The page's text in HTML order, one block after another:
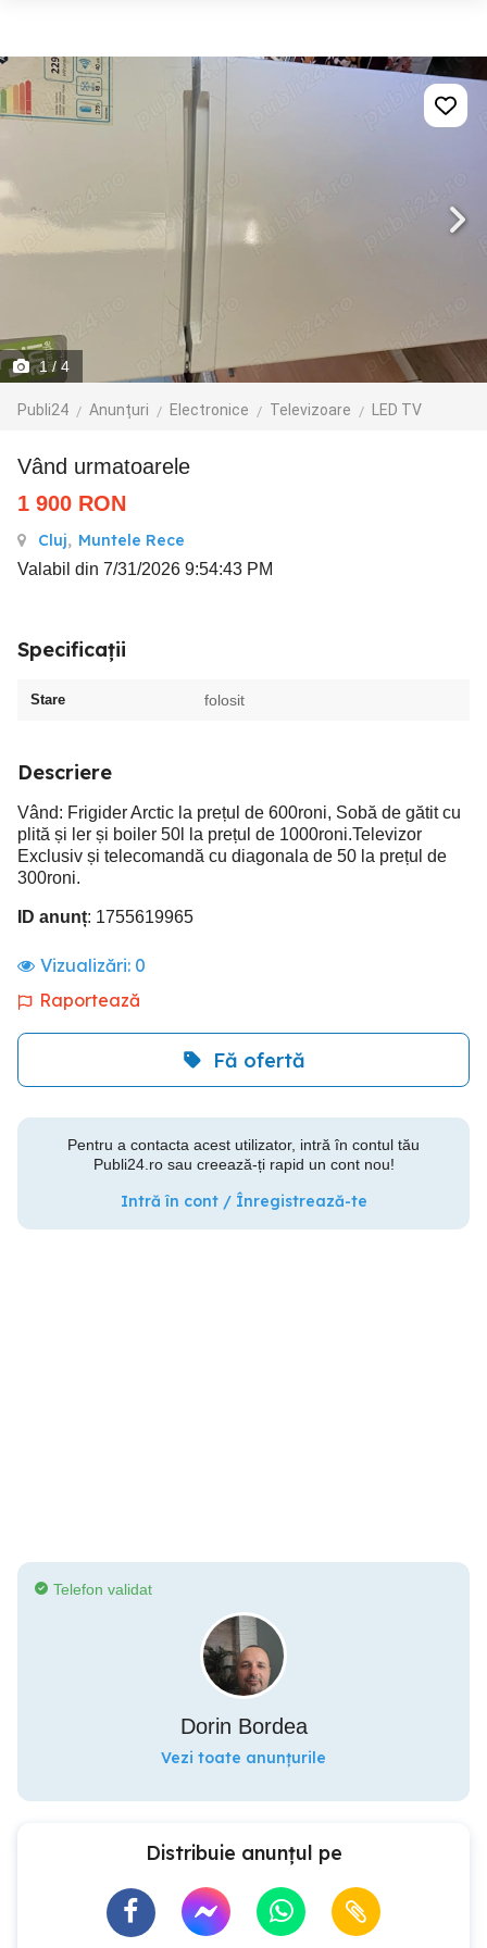
1/ 4
Publi24 Anunțuri Electronice Televizoare LED TV
Vând urmatoarele
1 900 RON
Cluj, Muntele Rece
Valabil din 7/31/2026 9:54:43 PM
Specificații
Stare folosit
Descriere
Vând: Frigider Arctic la prețul de 600roni, Sobă de gătit cu
plită și ler și boiler 50l la prețul de 1000roni.Televizor
Exclusiv și telecomandă cu diagonala de 50 la prețul de
300roni.
ID anunț: 1755619965
Vizualizări: 0
Raportează
Fă ofertă
Pentru a contacta acest utilizator, intră în contul tău
Publi24.ro sau creează-ți rapid un cont nou!
Intră în cont / Înregistrează-te
Telefon validat
Dorin Bordea
Vezi toate anunțurile
Distribuie anunțul pe